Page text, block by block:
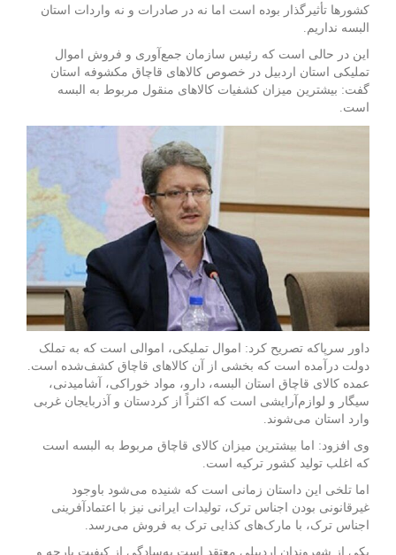
کشورها تأثیرگذار بوده است اما نه در صادرات و نه واردات استان
البسه نداریم.
این در حالی است که رئیس سازمان جمع‌آوری و فروش اموال
تملیکی استان اردبیل در خصوص کالاهای قاچاق مکشوفه استان
گفت: بیشترین میزان کشفیات کالاهای منقول مربوط به البسه
است.
داور سرپاکه تصریح کرد: اموال تملیکی، اموالی است که به تملک
دولت درآمده است که بخشی از آن کالاهای قاچاق کشف‌شده است.
عمده کالای قاچاق استان البسه، دارو، مواد خوراکی، آشامیدنی،
سیگار و لوازم‌آرایشی است که اکثراً از کردستان و آذربایجان غربی
وارد استان می‌شوند.
وی افزود: اما بیشترین میزان کالای قاچاق مربوط به البسه است
که اغلب تولید کشور ترکیه است.
اما تلخی این داستان زمانی است که شنیده می‌شود باوجود
غیرقانونی بودن اجناس ترک، تولیدات ایرانی نیز با اعتمادآفرینی
اجناس ترک، با مارک‌های کذایی ترک به فروش می‌رسد.
یکی از شهروندان اردبیلی معتقد است به‌سادگی از کیفیت پارچه و